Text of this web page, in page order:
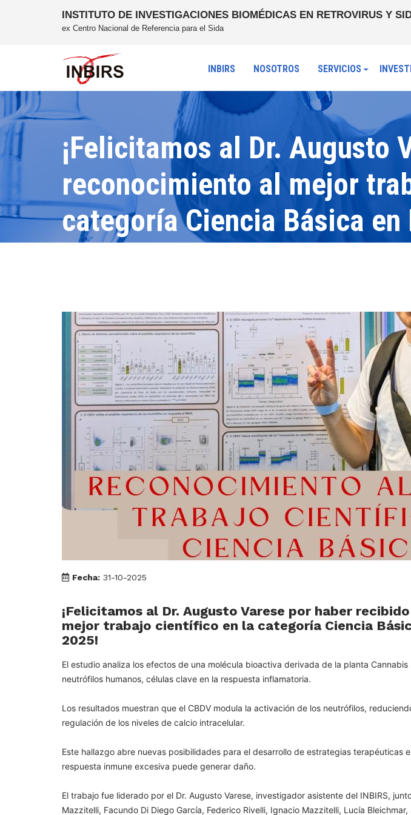
INSTITUTO DE INVESTIGACIONES BIOMÉDICAS EN RETROVIRUS Y
ex Centro Nacional de Referencia para el Sida
INBIRS NOSOTROS SERVICIOS
¡Felicitamos al Dr. Augusto
reconocimiento al mejor
categoría Ciencia Básica en
Fecha: 31-10-2025
¡Felicitamos al Dr. Augusto Varese por haber
mejor trabajo científico en la categoría Ciencia
2025!
El estudio analiza los efectos de una molécula bioactiva derivada de la planta
neutrófilos humanos, células clave en la respuesta inflamatoria.
Los resultados muestran que el CBDV modula la activación de los neutrófilos,
regulación de los niveles de calcio intracelular.
Este hallazgo abre nuevas posibilidades para el desarrollo de estrategias terapéuticas
respuesta inmune excesiva puede generar daño.
El trabajo fue liderado por el Dr. Augusto Varese, investigador asistente del INBIRS,
Mazzitelli, Facundo Di Diego García, Federico Rivelli, Ignacio Mazzitelli, Lucía